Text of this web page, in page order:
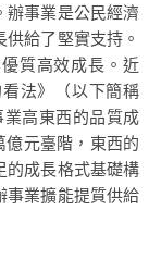
辦事業是公民經濟
給了堅實支持。
質高效成長。近
法》（以下簡稱
高東西的品質成
元臺階，東西的
的成長格式基礎構
事業擴能提質供給